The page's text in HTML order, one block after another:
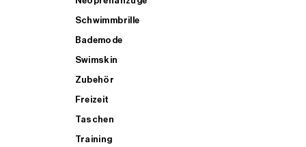
Schwimmbrille
Bademode
Swimskin
Zubehör
Freizeit
Taschen
Training